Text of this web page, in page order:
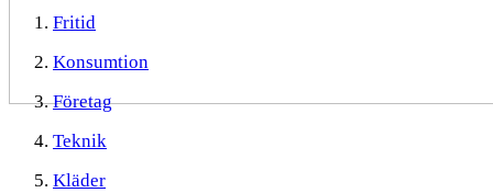
Fritid
Konsumtion
Företag
Teknik
Kläder